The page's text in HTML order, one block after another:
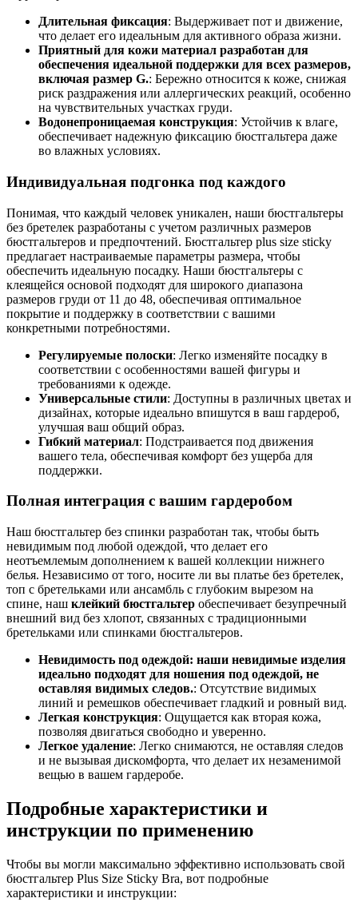
Длительная фиксация: Выдерживает пот и движение,
что делает его идеальным для активного образа жизни.
Приятный для кожи материал разработан для
обеспечения идеальной поддержки для всех размеров,
включая размер G.: Бережно относится к коже, снижая
риск раздражения или аллергических реакций, особенно
на чувствительных участках груди.
Водонепроницаемая конструкция: Устойчив к влаге,
обеспечивает надежную фиксацию бюстгальтера даже
во влажных условиях.
Индивидуальная подгонка под каждого
Понимая, что каждый человек уникален, наши бюстгальтеры
без бретелек разработаны с учетом различных размеров
бюстгальтеров и предпочтений. Бюстгальтер plus size sticky
предлагает настраиваемые параметры размера, чтобы
обеспечить идеальную посадку. Наши бюстгальтеры с
клеящейся основой подходят для широкого диапазона
размеров груди от 11 до 48, обеспечивая оптимальное
покрытие и поддержку в соответствии с вашими
конкретными потребностями.
Регулируемые полоски: Легко изменяйте посадку в
соответствии с особенностями вашей фигуры и
требованиями к одежде.
Универсальные стили: Доступны в различных цветах и
дизайнах, которые идеально впишутся в ваш гардероб,
улучшая ваш общий образ.
Гибкий материал: Подстраивается под движения
вашего тела, обеспечивая комфорт без ущерба для
поддержки.
Полная интеграция с вашим гардеробом
Наш бюстгальтер без спинки разработан так, чтобы быть
невидимым под любой одеждой, что делает его
неотъемлемым дополнением к вашей коллекции нижнего
белья. Независимо от того, носите ли вы платье без бретелек,
топ с бретельками или ансамбль с глубоким вырезом на
спине, наш клейкий бюстгальтер обеспечивает безупречный
внешний вид без хлопот, связанных с традиционными
бретельками или спинками бюстгальтеров.
Невидимость под одеждой: наши невидимые изделия
идеально подходят для ношения под одеждой, не
оставляя видимых следов.: Отсутствие видимых
линий и ремешков обеспечивает гладкий и ровный вид.
Легкая конструкция: Ощущается как вторая кожа,
позволяя двигаться свободно и уверенно.
Легкое удаление: Легко снимаются, не оставляя следов
и не вызывая дискомфорта, что делает их незаменимой
вещью в вашем гардеробе.
Подробные характеристики и
инструкции по применению
Чтобы вы могли максимально эффективно использовать свой
бюстгальтер Plus Size Sticky Bra, вот подробные
характеристики и инструкции: